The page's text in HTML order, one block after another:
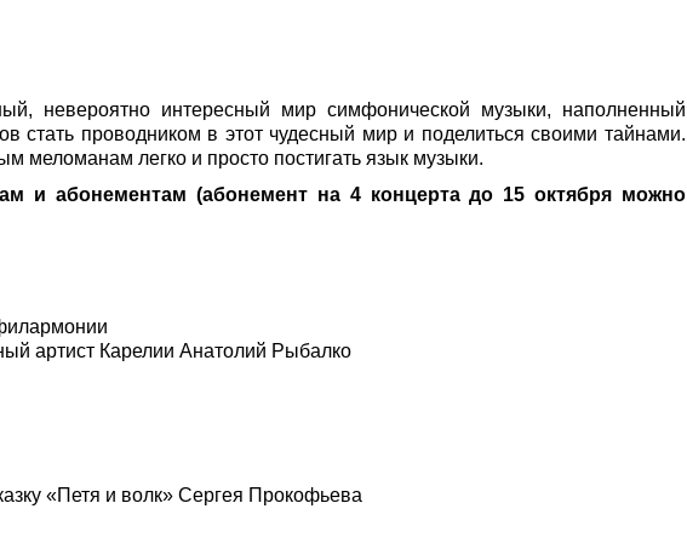
невероятно интересный мир симфонической музыки, наполненный
стать проводником в этот чудесный мир и поделиться своими тайнами.
меломанам легко и просто постигать язык музыки.
и абонементам (абонемент на 4 концерта до 15 октября можно
артист Карелии Анатолий Рыбалко
«Петя и волк» Сергея Прокофьева